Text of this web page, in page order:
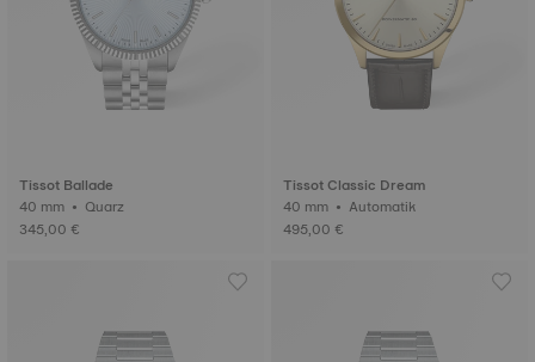
Tissot Ballade
40 mm • Quarz
345,00 €
Tissot Classic Dream
40 mm • Automatik
495,00 €